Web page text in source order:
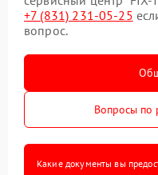
+7 (831) 231-05-25
вопрос.
Вопросы по
Какие документы вы